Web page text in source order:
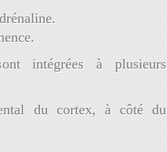
intégrées à plusieurs
du cortex, à côté du